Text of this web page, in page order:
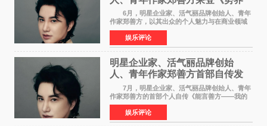
POWERCIRCLES》6月刊
6月，明星企业家、活气丽品牌创始人、青年
作家郑善方，以其出众的个人魅力与在商业领域
的卓越建树，成功登上《势界
POWERCIRCLES》，展现了他在时尚与商业领
域的双重影响力。 明星企业家、青
娱乐评论
明星企业家、活气丽品牌创始
人、青年作家郑善方首部自传发
布， 书写跨界创业者的成长答卷
7月，明星企业家、活气丽品牌创始人、青年
作家郑善方的首部个人自传《能言善方——我的
跨界人生》正式发行。这本书以他的人生轨迹为
脉络，首次完整公开了从逐梦少年到横跨美业、
公益等多领域的
娱乐评论